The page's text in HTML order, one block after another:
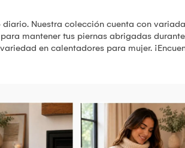
Nuestra colección cuenta con
mantener tus piernas abrigadas
en calentadores para mujer.